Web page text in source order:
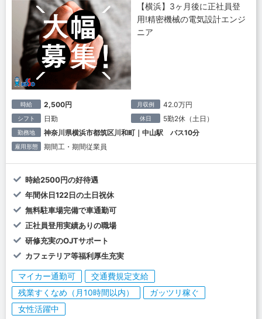
【横浜】3ヶ月後に正社員登
用!精密機械の電気設計エンジ
ニア
時給 2,500円 月収例 42.0万円
シフト 日勤 休日 5勤2休（土日）
勤務地 神奈川県横浜市都筑区川和町｜中山駅 バス10分
雇用形態 期間工・期間従業員
時給2500円の好待遇
年間休日122日の土日祝休
無料駐車場完備で車通勤可
正社員登用実績ありの職場
研修充実のOJTサポート
カフェテリア等福利厚生充実
マイカー通勤可
交通費規定支給
残業すくなめ（月10時間以内）
ガッツリ稼ぐ
女性活躍中